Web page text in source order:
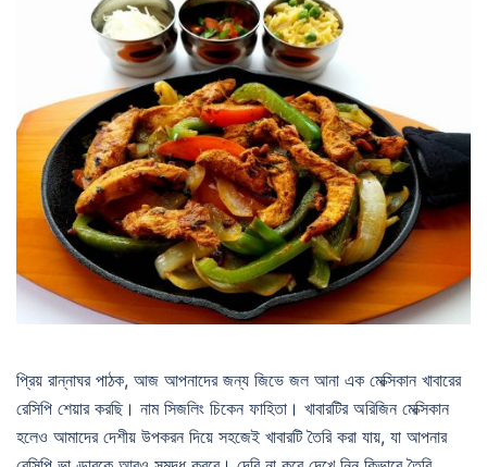
প্রিয় রান্নাঘর পাঠক, আজ আপনাদের জন্য জিভে জল আনা এক মেক্সিকান খাবারের
রেসিপি শেয়ার করছি। নাম সিজলিং চিকেন ফাহিতা। খাবারটির অরিজিন মেক্সিকান
হলেও আমাদের দেশীয় উপকরন দিয়ে সহজেই খাবারটি তৈরি করা যায়, যা আপনার